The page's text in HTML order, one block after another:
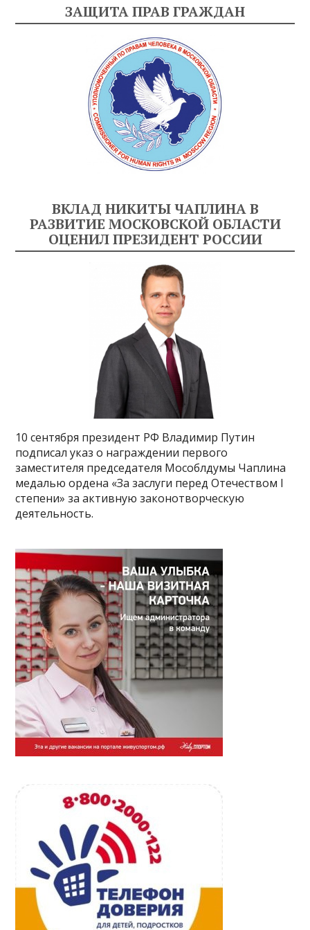
ЗАЩИТА ПРАВ ГРАЖДАН
ВКЛАД НИКИТЫ ЧАПЛИНА В
РАЗВИТИЕ МОСКОВСКОЙ ОБЛАСТИ
ОЦЕНИЛ ПРЕЗИДЕНТ РОССИИ
10 сентября президент РФ Владимир Путин
подписал указ о награждении первого
заместителя председателя Мособлдумы Чаплина
медалью ордена «За заслуги перед Отечеством I
степени» за активную законотворческую
деятельность.